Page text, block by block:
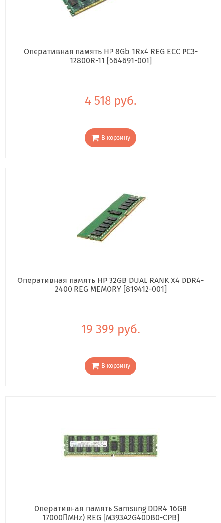
Оперативная память HP 8Gb 1Rx4 REG ECC PC3-
12800R-11 [664691-001]
4 518 руб.
В корзину
Оперативная память HP 32GB DUAL RANK X4 DDR4-
2400 REG MEMORY [819412-001]
19 399 руб.
В корзину
Оперативная память Samsung DDR4 16GB
17000񢋕MHz) REG [M393A2G40DB0-CPB]